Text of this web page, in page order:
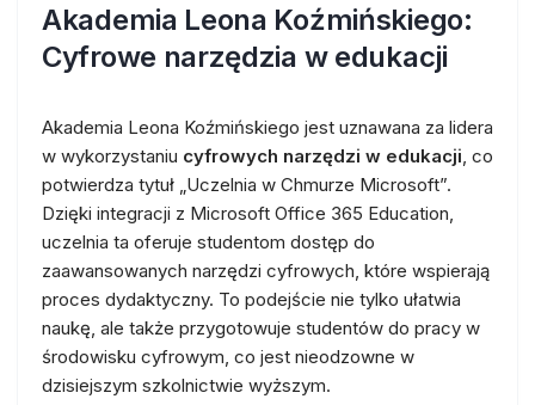
Akademia Leona Koźmińskiego:
Cyfrowe narzędzia w edukacji
Akademia Leona Koźmińskiego jest uznawana za lidera
w wykorzystaniu cyfrowych narzędzi w edukacji, co
potwierdza tytuł „Uczelnia w Chmurze Microsoft”.
Dzięki integracji z Microsoft Office 365 Education,
uczelnia ta oferuje studentom dostęp do
zaawansowanych narzędzi cyfrowych, które wspierają
proces dydaktyczny. To podejście nie tylko ułatwia
naukę, ale także przygotowuje studentów do pracy w
środowisku cyfrowym, co jest nieodzowne w
dzisiejszym szkolnictwie wyższym.